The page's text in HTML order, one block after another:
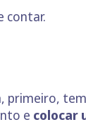
contar.
e colocar